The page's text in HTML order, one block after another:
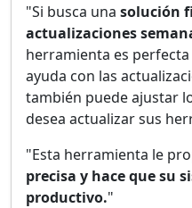
"Si busca una solución
actualizaciones
herramienta es
ayuda con las
también puede ajustar
desea actualizar sus
"Esta herramienta le
precisa y hace que su
productivo."